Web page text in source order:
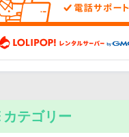
カテゴリー